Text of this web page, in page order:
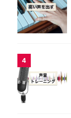
4